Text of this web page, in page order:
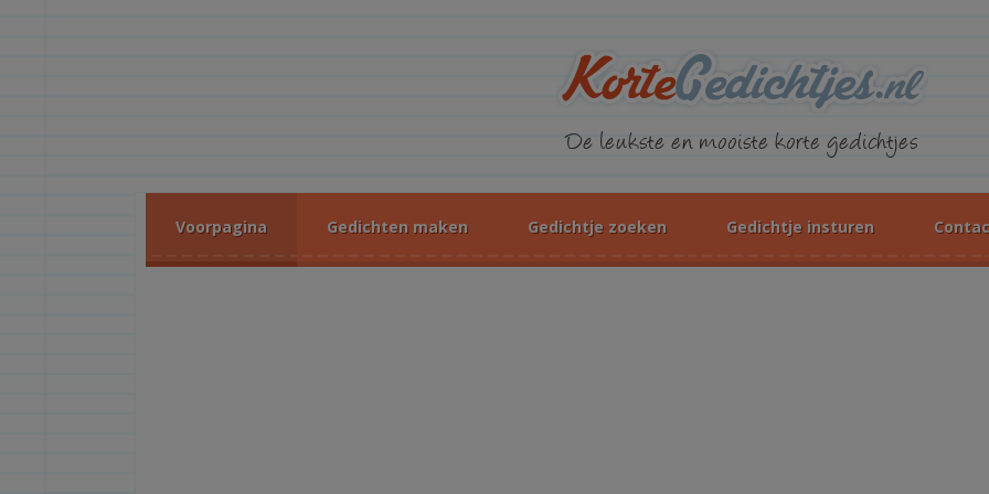
De leukste en mooiste korte gedichtjes
Voorpagina Gedichten maken Gedichtje zoeken Gedichtje insturen